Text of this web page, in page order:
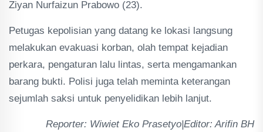
Ziyan Nurfaizun Prabowo (23).
Petugas kepolisian yang datang ke lokasi langsung
melakukan evakuasi korban, olah tempat kejadian
perkara, pengaturan lalu lintas, serta mengamankan
barang bukti. Polisi juga telah meminta keterangan
sejumlah saksi untuk penyelidikan lebih lanjut.
Reporter: Wiwiet Eko Prasetyo|Editor: Arifin BH